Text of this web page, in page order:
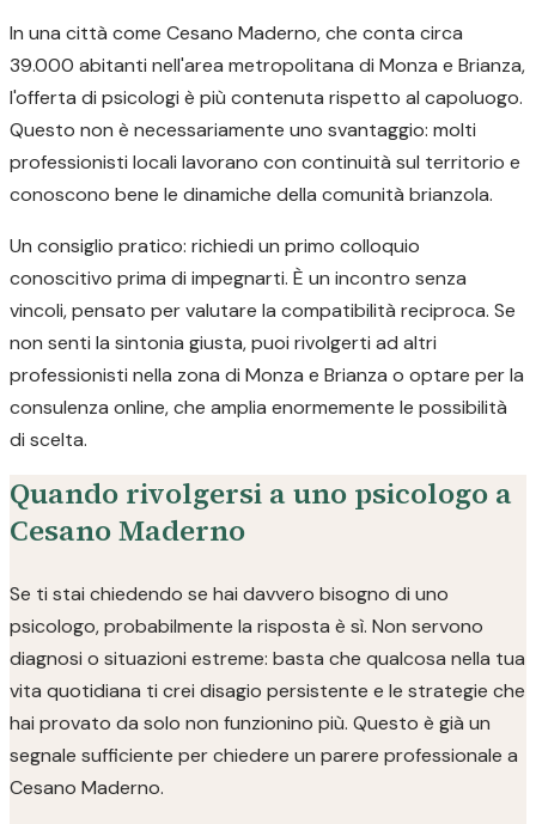
In una città come Cesano Maderno, che conta circa
39.000 abitanti nell'area metropolitana di Monza e Brianza,
l'offerta di psicologi è più contenuta rispetto al capoluogo.
Questo non è necessariamente uno svantaggio: molti
professionisti locali lavorano con continuità sul territorio e
conoscono bene le dinamiche della comunità brianzola.
Un consiglio pratico: richiedi un primo colloquio
conoscitivo prima di impegnarti. È un incontro senza
vincoli, pensato per valutare la compatibilità reciproca. Se
non senti la sintonia giusta, puoi rivolgerti ad altri
professionisti nella zona di Monza e Brianza o optare per la
consulenza online, che amplia enormemente le possibilità
di scelta.
Quando rivolgersi a uno psicologo a
Cesano Maderno
Se ti stai chiedendo se hai davvero bisogno di uno
psicologo, probabilmente la risposta è sì. Non servono
diagnosi o situazioni estreme: basta che qualcosa nella tua
vita quotidiana ti crei disagio persistente e le strategie che
hai provato da solo non funzionino più. Questo è già un
segnale sufficiente per chiedere un parere professionale a
Cesano Maderno.